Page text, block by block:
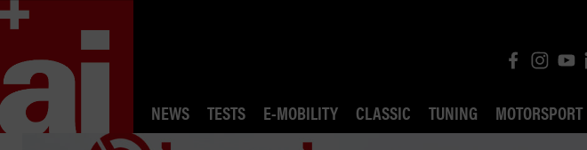
NEWS
TESTS E-MOBILITY CLASSIC TUNING MOTORSPORT